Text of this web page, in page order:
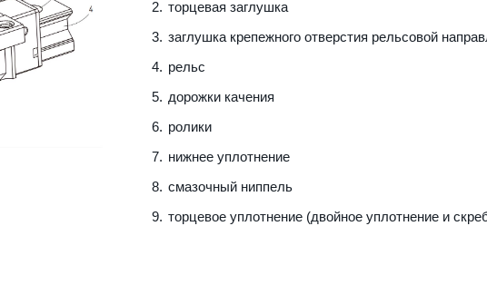
торцевая заглушка
заглушка крепежного отверстия рельсовой
рельс
дорожки качения
ролики
нижнее уплотнение
смазочный ниппель
торцевое уплотнение (двойное уплотнение и